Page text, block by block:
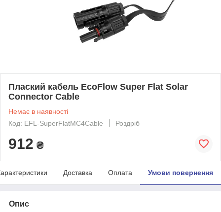
Плаский кабель EcoFlow Super Flat Solar
Connector Cable
Немає в наявності
Код: EFL-SuperFlatMC4Cable
Роздріб
912 ₴
Доставка Оплата Умови повернення
Опис